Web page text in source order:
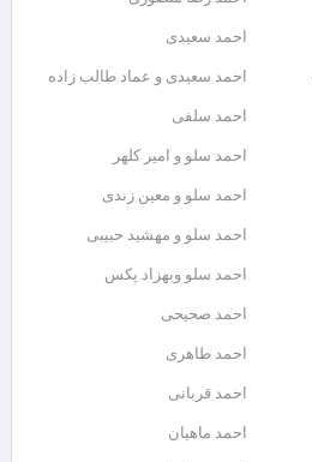
احمد سعیدی
احمد سعیدی و عماد طالب زاده
احمد سلفی
احمد سلو و امیر کلهر
احمد سلو و معین زندی
احمد سلو و مهشید حبیبی
احمد سلو وبهزاد پکس
احمد صحیحی
احمد طاهری
احمد قربانی
احمد ماهیان